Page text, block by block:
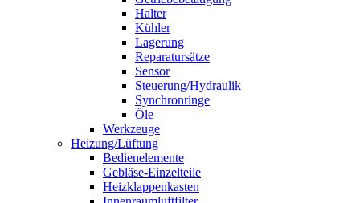
Halter
Kühler
Lagerung
Reparatursätze
Sensor
Steuerung/Hydraulik
Synchronringe
Öle
Werkzeuge
Heizung/Lüftung
Bedienelemente
Gebläse-Einzelteile
Heizklappenkasten